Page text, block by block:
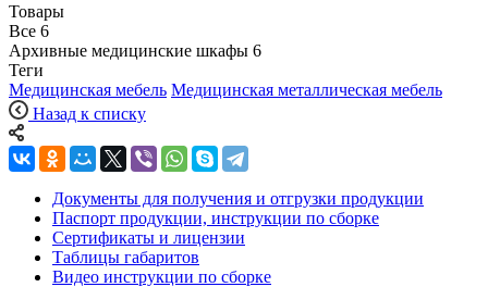
Товары
Все 6
Архивные медицинские шкафы 6
Теги
Медицинская мебель Медицинская металлическая мебель
Назад к списку
Документы для получения и отгрузки продукции
Паспорт продукции, инструкции по сборке
Сертификаты и лицензии
Таблицы габаритов
Видео инструкции по сборке